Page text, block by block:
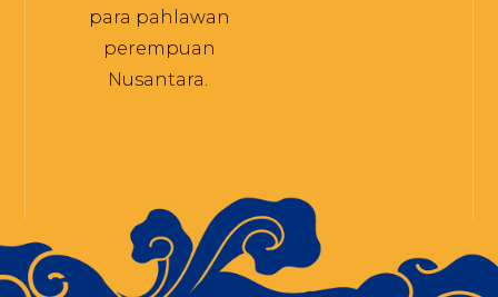
para pahlawan
perempuan
Nusantara.